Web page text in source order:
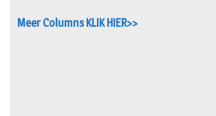
Meer Columns KLIK HIER>>